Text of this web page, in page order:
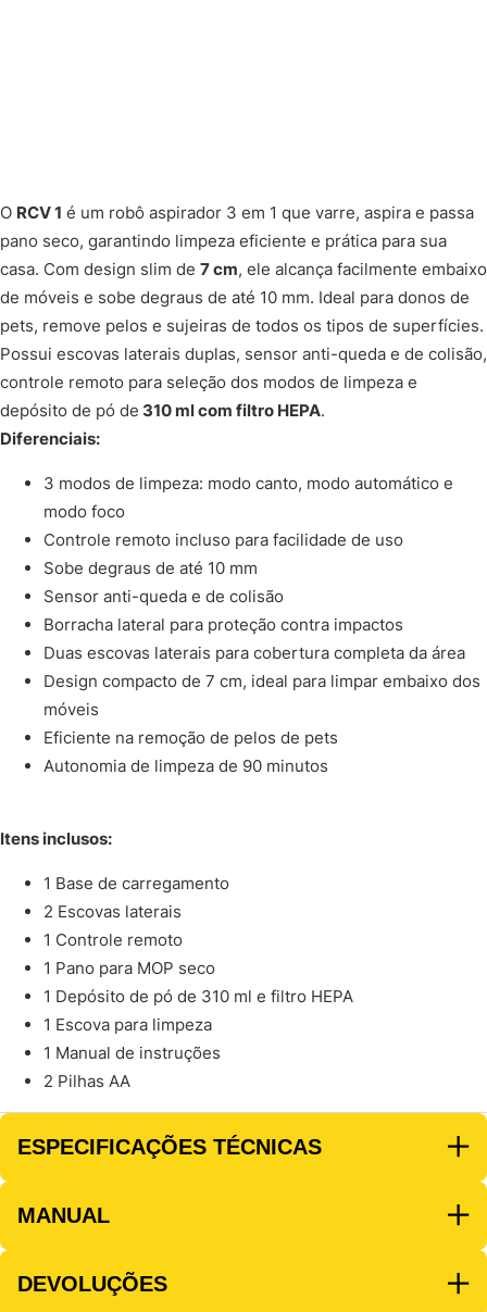
O RCV 1 é um robô aspirador 3 em 1 que varre, aspira e passa
pano seco, garantindo limpeza eficiente e prática para sua
casa. Com design slim de 7 cm, ele alcança facilmente embaixo
de móveis e sobe degraus de até 10 mm. Ideal para donos de
pets, remove pelos e sujeiras de todos os tipos de superfícies.
Possui escovas laterais duplas, sensor anti-queda e de colisão,
controle remoto para seleção dos modos de limpeza e
depósito de pó de 310 ml com filtro HEPA.
Diferenciais:
3 modos de limpeza: modo canto, modo automático e
modo foco
Controle remoto incluso para facilidade de uso
Sobe degraus de até 10 mm
Sensor anti-queda e de colisão
Borracha lateral para proteção contra impactos
Duas escovas laterais para cobertura completa da área
Design compacto de 7 cm, ideal para limpar embaixo dos
móveis
Eficiente na remoção de pelos de pets
Autonomia de limpeza de 90 minutos
Itens inclusos:
1 Base de carregamento
2 Escovas laterais
1 Controle remoto
1 Pano para MOP seco
1 Depósito de pó de 310 ml e filtro HEPA
1 Escova para limpeza
1 Manual de instruções
2 Pilhas AA
ESPECIFICAÇÕES TÉCNICAS
MANUAL
DEVOLUÇÕES